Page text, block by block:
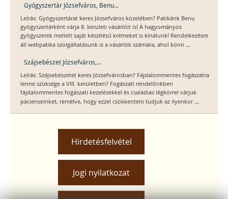
Gyógyszertár Józsefváros, Benu...
Leírás: Gyógyszertárat keres Józsefváros közelében? Patikánk Benu
gyógyszertárként várja 8. kerületi vásárlóit is! A hagyományos
gyógyszerek mellett saját készítésű krémeket is kínálunk! Rendelkezésre
áll webpatika szolgáltatásunk is a vásárlók számára, ahol könn ...
Szájsebészet Józsefváros,...
Leírás: Szájsebészetet keres Józsefvárosban? Fájdalommentes fogászatra
lenne szüksége a VIII. kerületben? Fogászati rendelőnkben
fájdalommentes fogászati kezelésekkel és családias légkörrel várjuk
pácienseinket, remélve, hogy ezzel csökkenteni tudjuk az ilyenkor ...
Hirdetésfelvétel
Jogi nyilatkozat